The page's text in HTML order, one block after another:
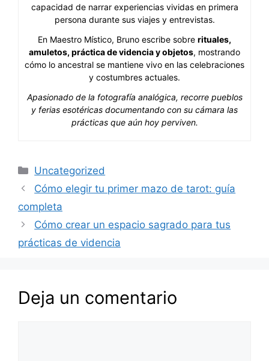
capacidad de narrar experiencias vividas en primera
persona durante sus viajes y entrevistas.
En Maestro Místico, Bruno escribe sobre rituales,
amuletos, práctica de videncia y objetos, mostrando
cómo lo ancestral se mantiene vivo en las celebraciones
y costumbres actuales.
Apasionado de la fotografía analógica, recorre pueblos
y ferias esotéricas documentando con su cámara las
prácticas que aún hoy perviven.
Categorías
Uncategorized
Cómo elegir tu primer mazo de tarot: guía
completa
Cómo crear un espacio sagrado para tus
prácticas de videncia
Deja un comentario